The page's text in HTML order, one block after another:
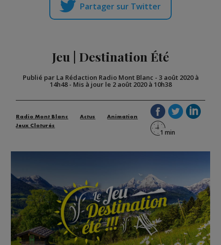
Partager sur Twitter
Jeu | Destination Été
Publié par La Rédaction Radio Mont Blanc - 3 août 2020 à
14h48- Mis à jour le 2 août 2020 à 10h38
Radio Mont Blanc Actus
Animation
Jeux Cloturés